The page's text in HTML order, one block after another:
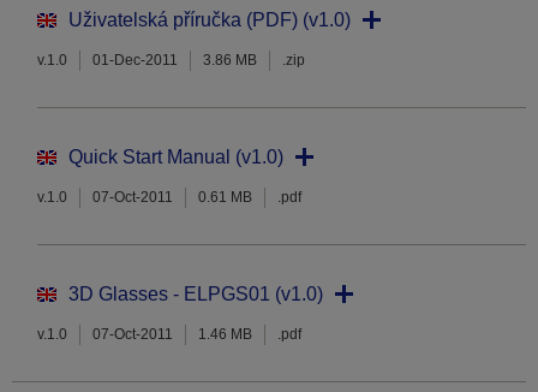
Uživatelská příručka (PDF) (v1.0)
v.1.0 01-Dec-2011 3.86 MB .zip
Quick Start Manual (v1.0)
v.1.0 07-Oct-2011 0.61 MB .pdf
3D Glasses - ELPGS01 (v1.0)
v.1.0 07-Oct-2011 1.46 MB .pdf